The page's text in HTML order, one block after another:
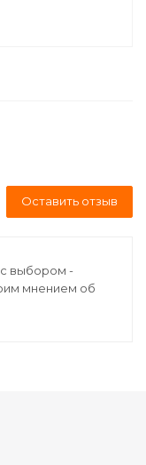
Оставить отзыв
выбором -
мнением об